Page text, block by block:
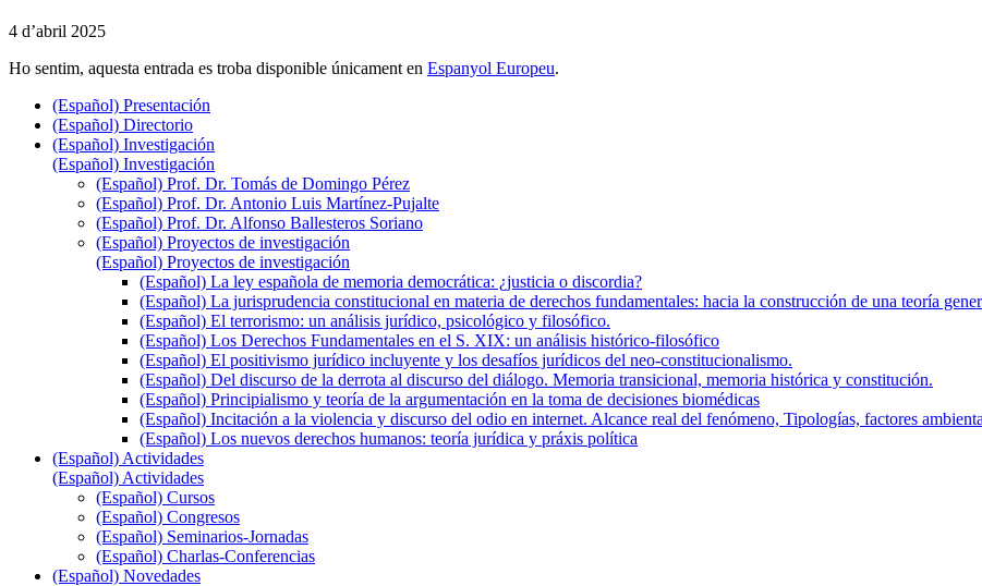
4 d’abril 2025
Ho sentim, aquesta entrada es troba disponible únicament en Espanyol Europeu.
(Español) Presentación
(Español) Directorio
(Español) Investigación
(Español) Investigación
(Español) Prof. Dr. Tomás de Domingo Pérez
(Español) Prof. Dr. Antonio Luis Martínez-Pujalte
(Español) Prof. Dr. Alfonso Ballesteros Soriano
(Español) Proyectos de investigación
(Español) Proyectos de investigación
(Español) La ley española de memoria democrática: ¿justicia o discordia?
(Español) La jurisprudencia constitucional en materia de derechos fundamentales: hacia la construcción de una teoría
(Español) El terrorismo: un análisis jurídico, psicológico y filosófico.
(Español) Los Derechos Fundamentales en el S. XIX: un análisis histórico-filosófico
(Español) El positivismo jurídico incluyente y los desafíos jurídicos del neo-constitucionalismo.
(Español) Del discurso de la derrota al discurso del diálogo. Memoria transicional, memoria histórica y constitución.
(Español) Principialismo y teoría de la argumentación en la toma de decisiones biomédicas
(Español) Incitación a la violencia y discurso del odio en internet. Alcance real del fenómeno, Tipologías, factores
(Español) Los nuevos derechos humanos: teoría jurídica y práxis política
(Español) Actividades
(Español) Actividades
(Español) Cursos
(Español) Congresos
(Español) Seminarios-Jornadas
(Español) Charlas-Conferencias
(Español) Novedades